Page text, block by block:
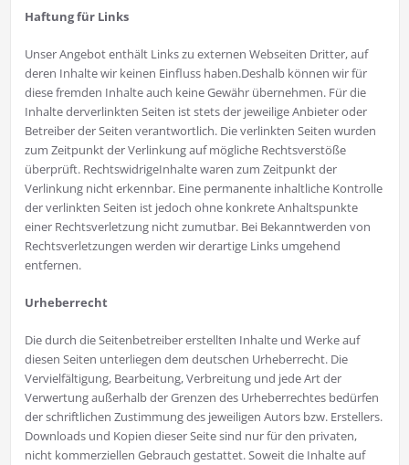
Haftung für Links
Unser Angebot enthält Links zu externen Webseiten Dritter, auf
deren Inhalte wir keinen Einfluss haben.Deshalb können wir für
diese fremden Inhalte auch keine Gewähr übernehmen. Für die
Inhalte derverlinkten Seiten ist stets der jeweilige Anbieter oder
Betreiber der Seiten verantwortlich. Die verlinkten Seiten wurden
zum Zeitpunkt der Verlinkung auf mögliche Rechtsverstöße
überprüft. RechtswidrigeInhalte waren zum Zeitpunkt der
Verlinkung nicht erkennbar. Eine permanente inhaltliche Kontrolle
der verlinkten Seiten ist jedoch ohne konkrete Anhaltspunkte
einer Rechtsverletzung nicht zumutbar. Bei Bekanntwerden von
Rechtsverletzungen werden wir derartige Links umgehend
entfernen.
Urheberrecht
Die durch die Seitenbetreiber erstellten Inhalte und Werke auf
diesen Seiten unterliegen dem deutschen Urheberrecht. Die
Vervielfältigung, Bearbeitung, Verbreitung und jede Art der
Verwertung außerhalb der Grenzen des Urheberrechtes bedürfen
der schriftlichen Zustimmung des jeweiligen Autors bzw. Erstellers.
Downloads und Kopien dieser Seite sind nur für den privaten,
nicht kommerziellen Gebrauch gestattet. Soweit die Inhalte auf